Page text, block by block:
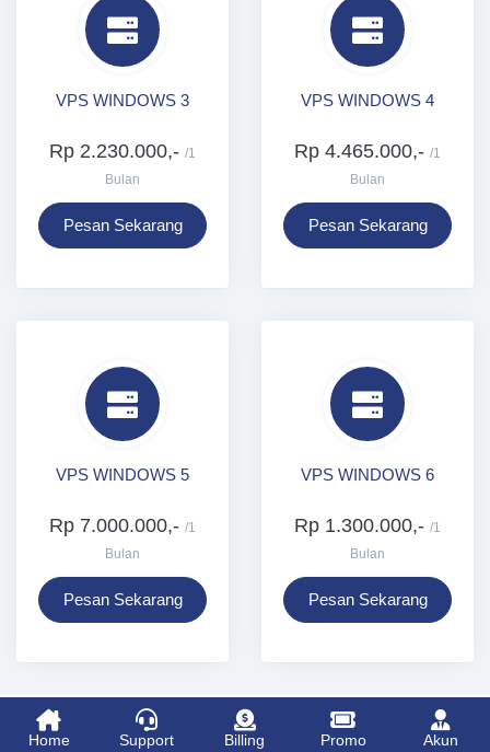
VPS WINDOWS 3
Rp 2.230.000,- /1
Bulan
Pesan Sekarang
VPS WINDOWS 4
Rp 4.465.000,- /1
Bulan
Pesan Sekarang
VPS WINDOWS 5
Rp 7.000.000,- /1
Bulan
Pesan Sekarang
VPS WINDOWS 6
Rp 1.300.000,- /1
Bulan
Pesan Sekarang
Home Support Billing Promo Akun